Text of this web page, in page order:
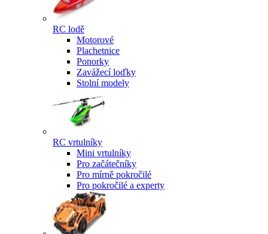
RC lodě
Motorové
Plachetnice
Ponorky
Zavážecí loďky
Stolní modely
RC vrtulníky
Mini vrtulníky
Pro začátečníky
Pro mírně pokročilé
Pro pokročilé a experty